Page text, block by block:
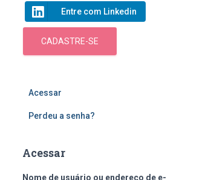
Entre com Linkedin
CADASTRE-SE
Acessar
Perdeu a senha?
Acessar
Nome de usuário ou endereço de e-